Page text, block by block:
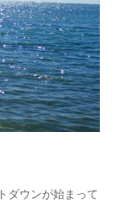
ダウンが始まって